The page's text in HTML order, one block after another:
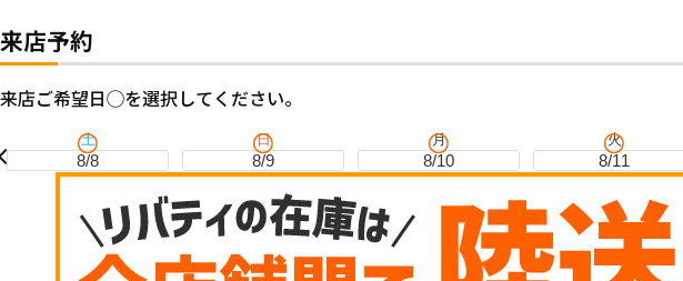
来店予約
来店ご希望日◯を選択してください。
土
8/8
日
8/9
月
8/10
火
8/11